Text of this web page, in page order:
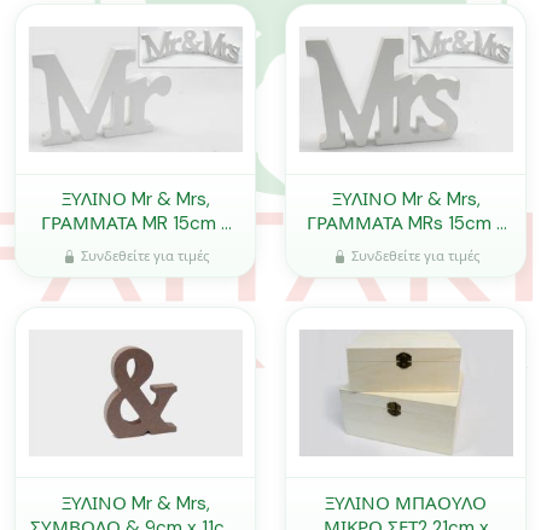
ΞΥΛΙΝΟ Mr & Mrs,
ΓΡΑΜΜΑΤΑ MR 15cm x
11cm 0519285
Συνδεθείτε για τιμές
ΞΥΛΙΝΟ Mr & Mrs,
ΓΡΑΜΜΑΤΑ MRs 15cm x
11cm 0519286
Συνδεθείτε για τιμές
ΞΥΛΙΝΟ Mr & Mrs,
ΞΥΛΙΝΟ ΜΠΑΟΥΛΟ